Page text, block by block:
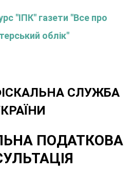
"ІПК" газети "Все про
облік"
СЛУЖБА
ПОДАТКОВА